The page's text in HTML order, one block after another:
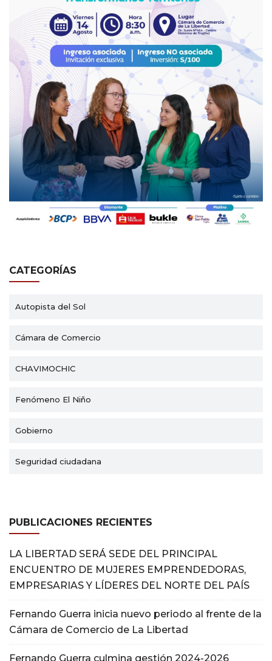
CATEGORÍAS
Autopista del Sol
Cámara de Comercio
CHAVIMOCHIC
Fenómeno El Niño
Gobierno
Seguridad ciudadana
PUBLICACIONES RECIENTES
LA LIBERTAD SERÁ SEDE DEL PRINCIPAL
ENCUENTRO DE MUJERES EMPRENDEDORAS,
EMPRESARIAS Y LÍDERES DEL NORTE DEL PAÍS
Fernando Guerra inicia nuevo periodo al frente de la
Cámara de Comercio de La Libertad
Fernando Guerra culmina gestión 2024-2026